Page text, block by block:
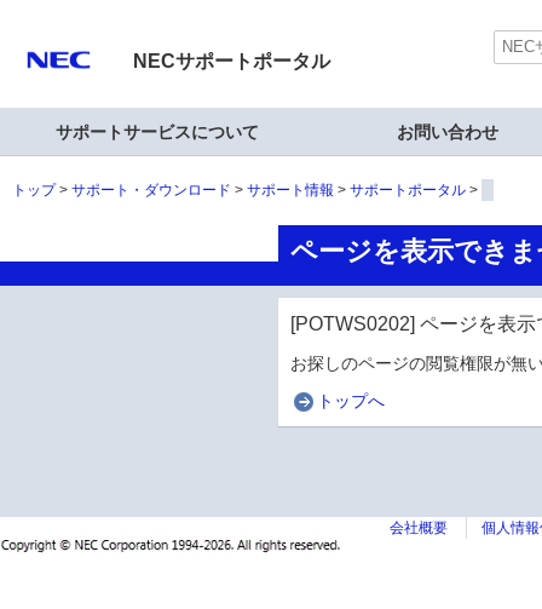
NECサポートポータル
サポートサービスについて お問い合わせ
トップ サポート・ダウンロード サポート情報 サポートポータル
ページを表示でき
[POTWS0202] ページを表
お探しのページの閲覧権限が無
トップへ
会社概要 個人情